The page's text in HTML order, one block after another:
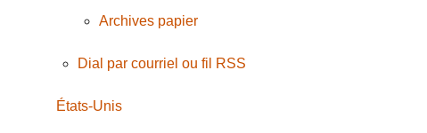
Archives papier
Dial par courriel ou fil RSS
États-Unis